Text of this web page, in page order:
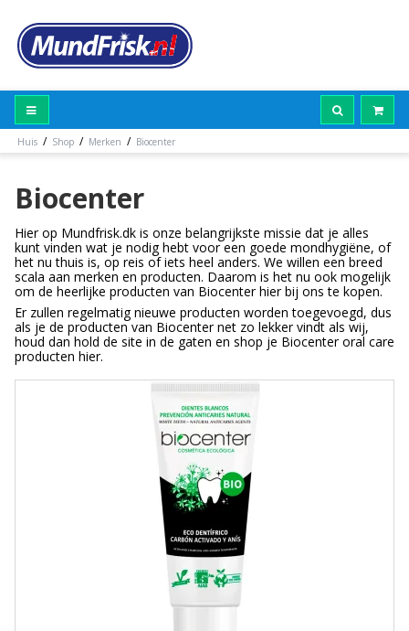
Huis / Shop / Merken / Biocenter
Biocenter
Hier op Mundfrisk.dk is onze belangrijkste missie dat je alles
kunt vinden wat je nodig hebt voor een goede mondhygiëne, of
het nu thuis is, op reis of iets heel anders. We willen een breed
scala aan merken en producten. Daarom is het nu ook mogelijk
om de heerlijke producten van Biocenter hier bij ons te kopen.
Er zullen regelmatig nieuwe producten worden toegevoegd, dus
als je de producten van Biocenter net zo lekker vindt als wij,
houd dan hold de site in de gaten en shop je Biocenter oral care
producten hier.